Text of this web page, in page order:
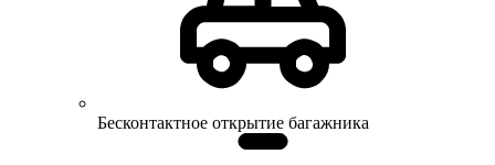
Бесконтактное открытие багажника